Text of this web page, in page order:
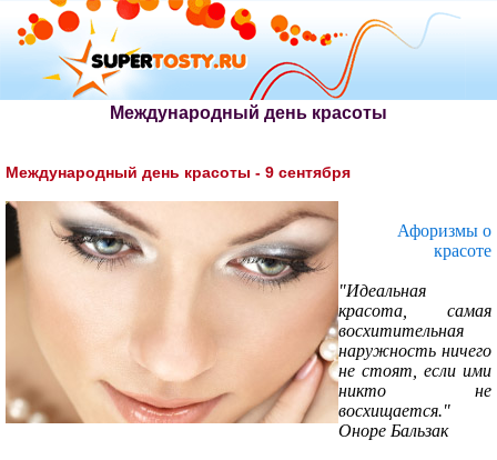
Международный день красоты
Международный день красоты - 9 сентября
Афоризмы о
красоте
"Идеальная
красота, самая
восхитительная
наружность ничего
не стоят, если ими
никто не
восхищается."
Оноре Бальзак